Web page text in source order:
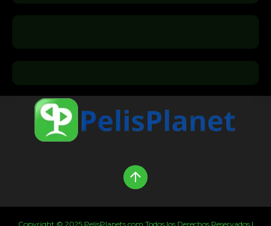
Copyright © 2025 PelisPlanets.com Todos los Derechos Reservados |